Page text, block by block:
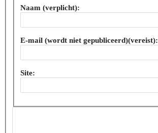
Naam (verplicht):
E-mail (wordt niet gepubliceerd)(vereist):
Site: